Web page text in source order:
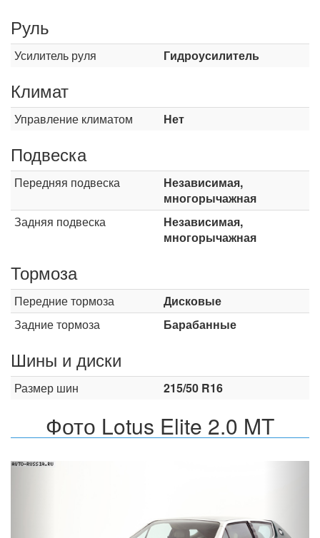
Руль
Усилитель руля Гидроусилитель
Климат
Управление климатом Нет
Подвеска
Передняя подвеска
Независимая,
многорычажная
Задняя подвеска
Независимая,
многорычажная
Тормоза
Передние тормоза
Дисковые
Задние тормоза
Барабанные
Шины и диски
Размер шин 215/50 R16
Фото Lotus Elite 2.0 MT
Назад